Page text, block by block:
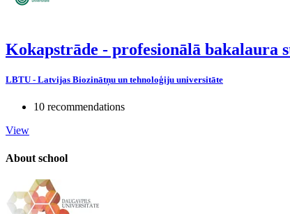
Kokapstrāde - profesionālā bakalaura
LBTU - Latvijas Biozinātņu un tehnoloģiju universitāte
10 recommendations
View
About school